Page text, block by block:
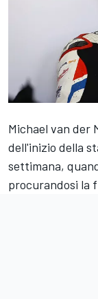
Michael van der
dell'inizio della
settimana,
procurandosi la